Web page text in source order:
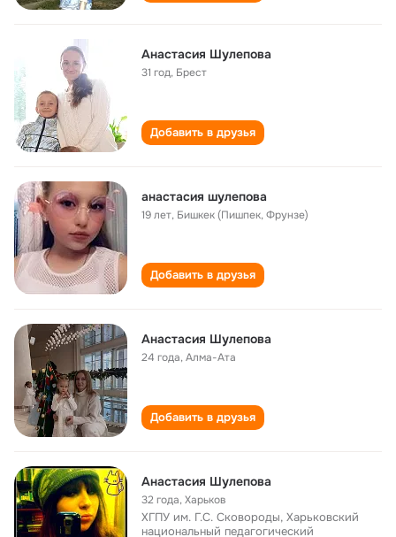
Анастасия Шулепова
31 год, Брест
Добавить в друзья
анастасия шулепова
19 лет, Бишкек (Пишпек, Фрунзе)
Добавить в друзья
Анастасия Шулепова
24 года,Алма-Ата
Добавить в друзья
Анастасия Шулепова
32 года,Харьков
ХГПУ им. Г.С. Сковороды, Харьковский
национальный педагогический